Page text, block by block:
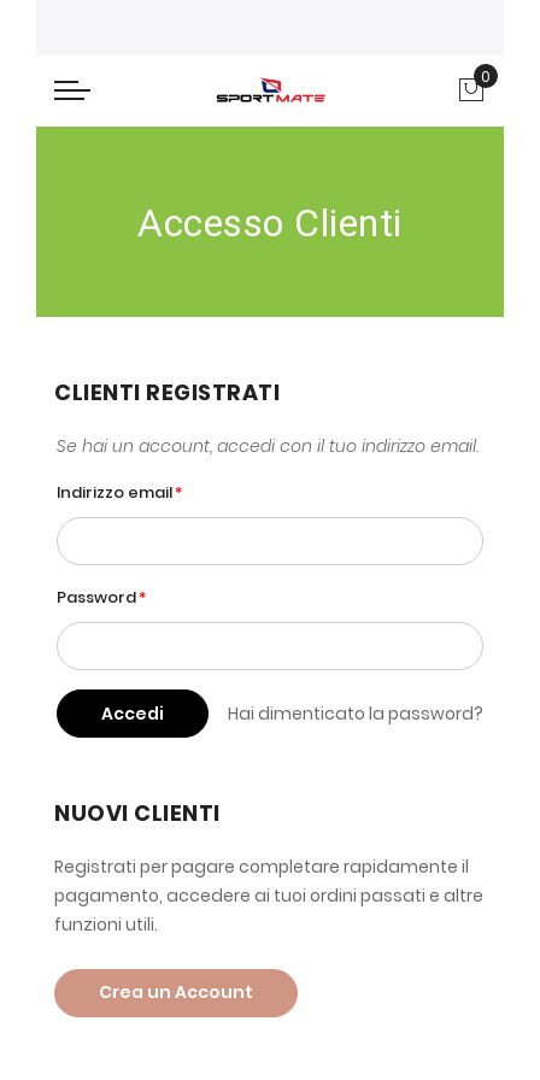
0
Accesso Clienti
CLIENTI REGISTRATI
Se hai un account, accedi con il tuo indirizzo email.
Indirizzo email
Password
Accedi Hai dimenticato la password?
NUOVI CLIENTI
Registrati per pagare completare rapidamente il
pagamento, accedere ai tuoi ordini passati e altre
funzioni utili.
Crea un Account